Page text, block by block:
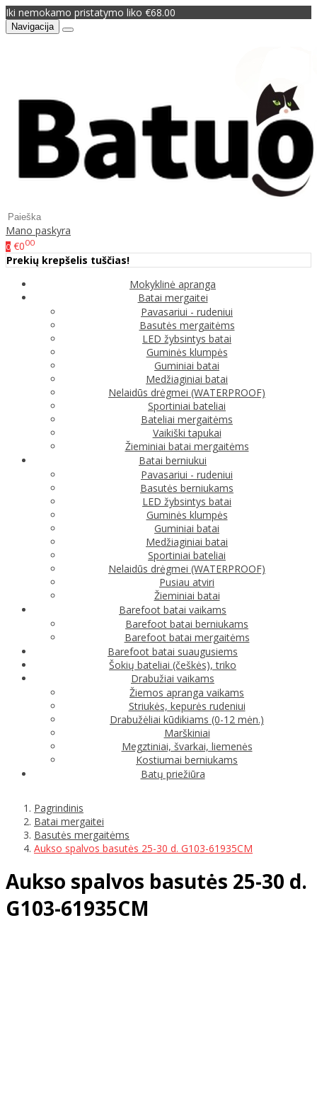
Iki nemokamo pristatymo liko €68.00
Navigacija
Mano paskyra
0 €000
Prekių krepšelis tuščias!
Mokyklinė apranga
Batai mergaitei
Pavasariui - rudeniui
Basutės mergaitėms
LED žybsintys batai
Guminės klumpės
Guminiai batai
Medžiaginiai batai
Nelaidūs drėgmei (WATERPROOF)
Sportiniai bateliai
Bateliai mergaitėms
Vaikiški tapukai
Žieminiai batai mergaitėms
Batai berniukui
Pavasariui - rudeniui
Basutės berniukams
LED žybsintys batai
Guminės klumpės
Guminiai batai
Medžiaginiai batai
Sportiniai bateliai
Nelaidūs drėgmei (WATERPROOF)
Pusiau atviri
Žieminiai batai
Barefoot batai vaikams
Barefoot batai berniukams
Barefoot batai mergaitėms
Barefoot batai suaugusiems
Šokių bateliai (češkės), triko
Drabužiai vaikams
Žiemos apranga vaikams
Striukės, kepurės rudeniui
Drabužėliai kūdikiams (0-12 mėn.)
Marškiniai
Megztiniai, švarkai, liemenės
Kostiumai berniukams
Batų priežiūra
Pagrindinis
Batai mergaitei
Basutės mergaitėms
Aukso spalvos basutės 25-30 d. G103-61935CM
Aukso spalvos basutės 25-30 d.
G103-61935CM